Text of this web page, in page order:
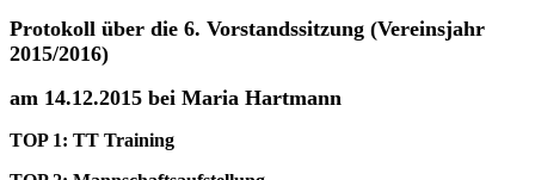
Protokoll über die 6. Vorstandssitzung (Vereinsjahr
2015/2016)
am 14.12.2015 bei Maria Hartmann
TOP 1: TT Training